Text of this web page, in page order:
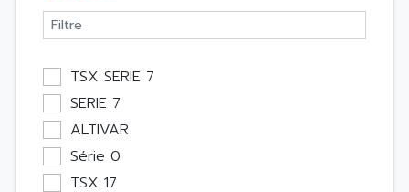
Entrée / Sortie
Memoire
Module Métier
Moteur
Pupitre Opérateur
Rack
Etude
TSX SERIE 7
SERIE 7
ALTIVAR
Série 0
TSX 17